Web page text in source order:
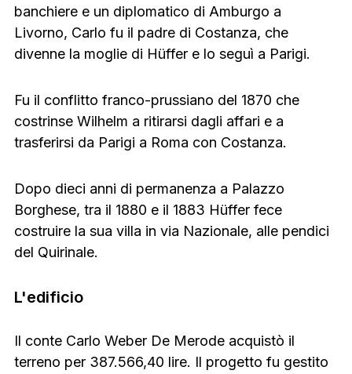
banchiere e un diplomatico di Amburgo a
Livorno, Carlo fu il padre di Costanza, che
divenne la moglie di Hüffer e lo seguì a Parigi.
Fu il conflitto franco-prussiano del 1870 che
costrinse Wilhelm a ritirarsi dagli affari e a
trasferirsi da Parigi a Roma con Costanza.
Dopo dieci anni di permanenza a Palazzo
Borghese, tra il 1880 e il 1883 Hüffer fece
costruire la sua villa in via Nazionale, alle pendici
del Quirinale.
L'edificio
Il conte Carlo Weber De Merode acquistò il
terreno per 387.566,40 lire. Il progetto fu gestito